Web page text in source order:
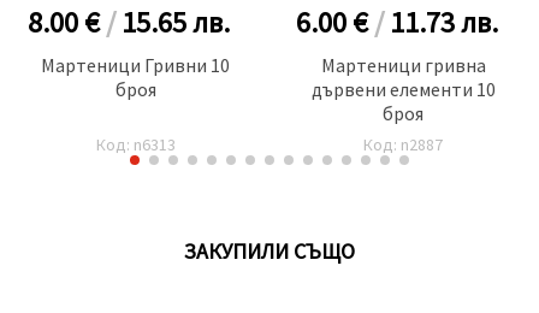
8.00 €/15.65лв.
Мартеници Гривни 10
броя
Код: n6313
6.00 €/11.73лв.
Мартеници гривна
дървени елементи 10
броя
Код: n2887
ЗАКУПИЛИ СЪЩО